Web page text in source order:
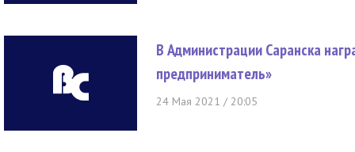
В Администрации Саранска
предприниматель»
24 Мая 2021 / 20:05